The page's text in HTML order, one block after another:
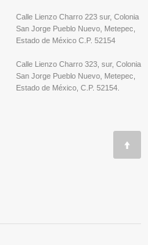
Calle Lienzo Charro 223 sur, Colonia
San Jorge Pueblo Nuevo, Metepec,
Estado de México C.P. 52154
Calle Lienzo Charro 323, sur, Colonia
San Jorge Pueblo Nuevo, Metepec,
Estado de México, C.P. 52154.